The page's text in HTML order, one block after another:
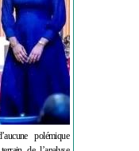
polémique